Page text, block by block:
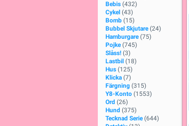
Bebis (432)
Cykel (43)
Bomb (15)
Bubbel Skjutare (24)
Hamburgare (75)
Pojke (745)
Slåss! (3)
Lastbil (18)
Hus (125)
Klicka (7)
Färgning (315)
Y8-Konto (1553)
Ord (26)
Hund (375)
Tecknad Serie (644)